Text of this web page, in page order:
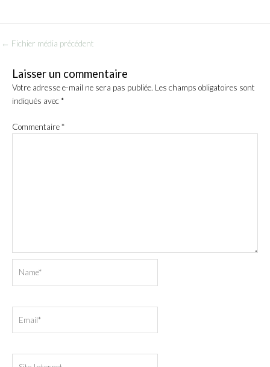
← Fichier média précédent
Laisser un commentaire
Votre adresse e-mail ne sera pas publiée. Les champs obligatoires sont
indiqués avec*
Commentaire*